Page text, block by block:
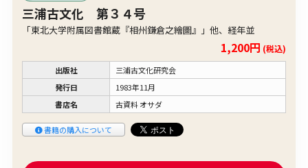
三浦古文化 第３４号
「東北大学附属図書館蔵『相州鎌倉之繪圖』」他、経年並
1,200円 (税込)
出版社
三浦古文化研究会
発行日
1983年11月
書店名
古資料 オサダ
書籍の購入について